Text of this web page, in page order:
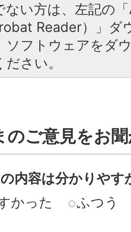
ない方は、左記の
Reader）」ダ
ソフトウェアをダ
さい。
のご意見をお
内容は分かりやす
かった
ふつう